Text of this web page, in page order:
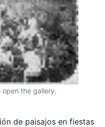
open the gallery.
de paisajos en fiestas